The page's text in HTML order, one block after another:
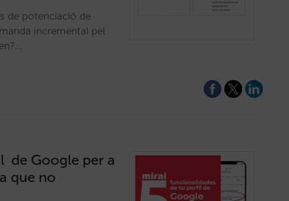
de potenciació de
incremental pel
de Google per a
que no